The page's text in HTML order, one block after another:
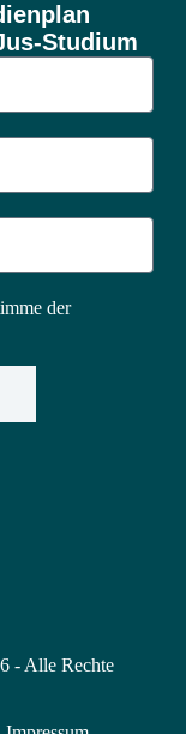
Studium
der
- Alle Rechte